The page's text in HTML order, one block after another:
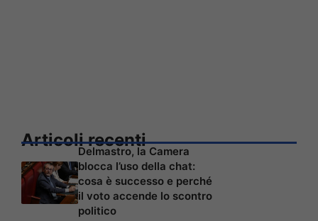
Articoli recenti
Delmastro, la Camera
blocca l’uso della chat:
cosa è successo e perché
il voto accende lo scontro
politico